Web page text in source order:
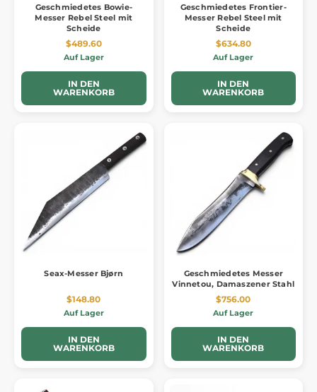
Geschmiedetes Bowie-
Messer Rebel Steel mit
Scheide
$489.60
Auf Lager
IN DEN
WARENKORB
Geschmiedetes Frontier-
Messer Rebel Steel mit
Scheide
$634.80
Auf Lager
IN DEN
WARENKORB
Seax-Messer Bjørn
$148.80
Auf Lager
IN DEN
WARENKORB
Geschmiedetes Messer
Vinnetou, Damaszener Stahl
$756.00
Auf Lager
IN DEN
WARENKORB